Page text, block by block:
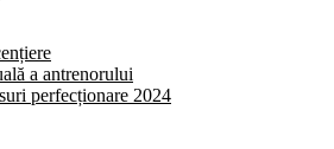
a antrenorului
perfecționare 2024